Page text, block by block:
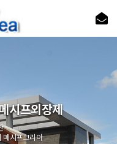
시프외장제
메시프코리아